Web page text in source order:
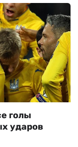
голы
ударов